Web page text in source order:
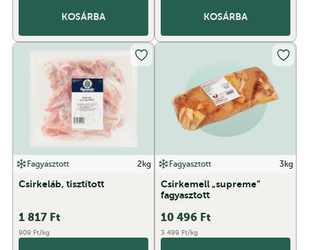
KOSÁRBA KOSÁRBA
Fagyasztott 2kg
Csirkeláb, tisztított
1 817 Ft
909 Ft/kg
Fagyasztott 3kg
Csirkemell „supreme”
fagyasztott
10 496 Ft
3 499 Ft/kg